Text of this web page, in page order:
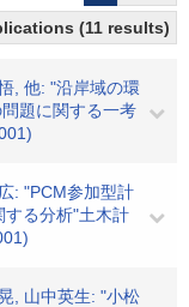
(11 results)
, 他: "沿岸域の環
題に関する一考
: "PCM参加型計
する分析"土木計
, 山中英生: "小松